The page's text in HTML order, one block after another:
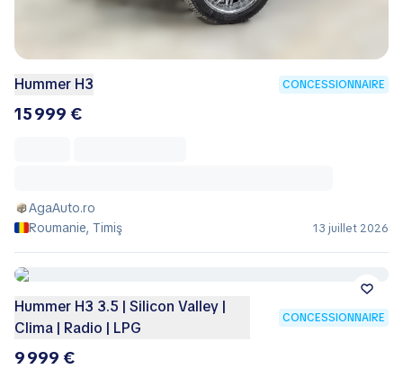
Hummer H3 CONCESSIONNAIRE
15 999 €
AgaAuto.ro
Roumanie, Timiş
13 juillet 2026
Hummer H3 3.5 | Silicon Valley |
Clima | Radio | LPG
CONCESSIONNAIRE
9 999 €